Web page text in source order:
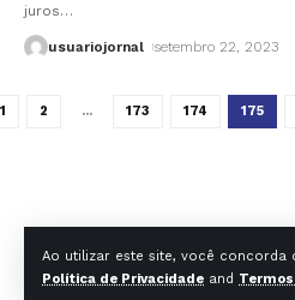
Ao utilizar este site, você concorda
Política de Privacidade and
juros…
usuariojornal setembro 22, 2023
1 2 … 173 174 175
O DIA DE SP EDITORA E
39.732.792/0001-24 | Rua Carlos
vista (SP) - Copyright ©